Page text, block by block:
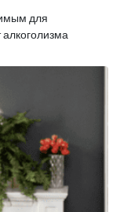
для